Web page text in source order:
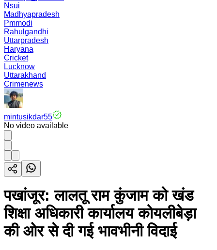
Nsui
Madhyapradesh
Pmmodi
Rahulgandhi
Uttarpradesh
Haryana
Cricket
Lucknow
Uttarakhand
Crimenews
mintusikdar55
No video available
पखांजूर: लालतू राम कुंजाम को खंड
शिक्षा अधिकारी कार्यालय कोयलीबेड़ा
की ओर से दी गई भावभीनी विदाई